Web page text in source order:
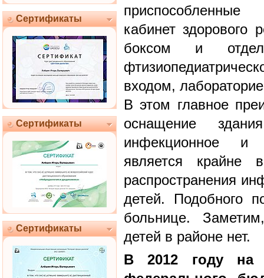
Сертификаты
Сертификаты
Сертификаты
приспособленные
кабинет здорового
боксом и
входом,
В этом главное
оснащение
инфекционное и
является крайне
распространения
детей. Подобного
больнице.
детей в районе нет.
В 2012 году на